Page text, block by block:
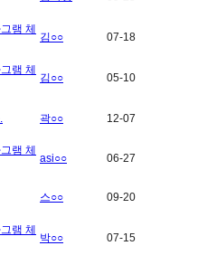
램 체
김○○ 07-18
램 체
김○○ 05-10
곽○○ 12-07
램 체
asi○○ 06-27
스○○ 09-20
램 체
박○○ 07-15